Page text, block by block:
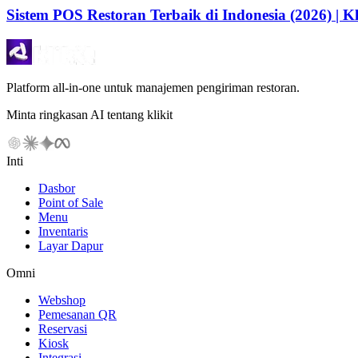
Sistem POS Restoran Terbaik di Indonesia (2026) |
Platform all-in-one untuk manajemen pengiriman restoran.
Minta ringkasan AI tentang klikit
Inti
Dasbor
Point of Sale
Menu
Inventaris
Layar Dapur
Omni
Webshop
Pemesanan QR
Reservasi
Kiosk